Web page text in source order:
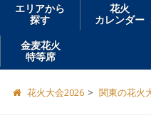
エリアから
探す
花火
カレンダー
金麦花火
特等席
花火大会2026 関東の花火